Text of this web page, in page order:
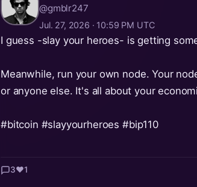
@gmblr247
Jul. 27, 2026 · 10:59 PM UTC
I guess -slay your heroes- is getting
Meanwhile, run your own node. Your
or anyone else. It's all about your
#bitcoin #slayyourheroes #bip110
3❤️1